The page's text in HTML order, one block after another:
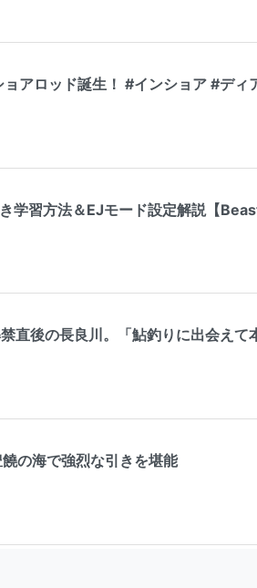
アロッド誕生！ #インショア #ディ
学習方法＆EJモード設定解説【
直後の長良川。「鮎釣りに出会えて
の海で強烈な引きを堪能